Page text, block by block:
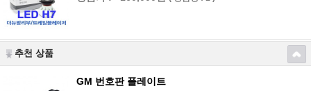
추천 상품
GM 번호판 플레이트